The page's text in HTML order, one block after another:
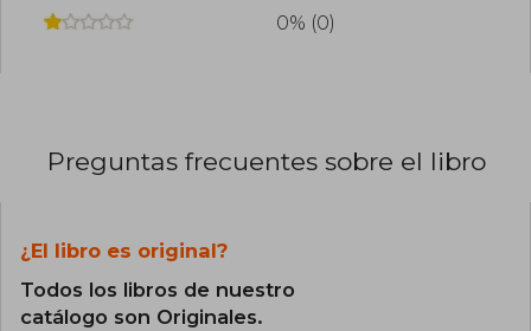
0% (0)
Preguntas frecuentes sobre el libro
¿El libro es original?
Todos los libros de nuestro
catálogo son Originales.